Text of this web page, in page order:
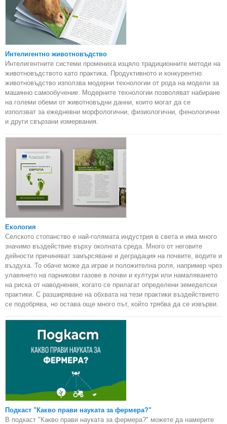
Интелигентно животновъдство
Интелигентните системи промениха изцяло традиционните методи на
животновъдството като практика. Продуктивното и конкурентно
животновъдство използва модерни технологии от рода на модели за
машинно самообучение. Модерните технологии позволяват набиране
на големи обеми от животновъдни данни, които могат да се
използват за ежедневни морфологични, физиологични, фенологични
и други свързани измервания.
Екология
Селското стопанство е най-голямата индустрия в света и има много
значимо въздействие върху околната среда. Много от неговите
дейности причиняват замърсяване и деградация на почвите, водите и
въздуха. То обаче може да играе и положителна роля, например чрез
улавянето на парникови газове в почви и култури или намаляването
на риска от наводнения, когато се прилагат определени земеделски
практики. С разширяване на обхвата на тези практики въздействието
се подобрява, но остава още много път, който трябва да се извърви.
Подкаст "Какво прави науката за фермера?"
В подкаст "Какво прави науката за фермера?" можете да намерите